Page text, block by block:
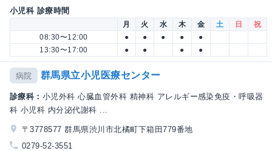
小児科 診療時間
月 火 水 木 金 土 日
祝
08:30〜12:00
● ● ● ●
●
13:30〜17:00
● ● ● ●
病院 群馬県立小児医療センター
診療科： 小児外科 心臓血管外科 精神科 アレルギー感染免疫・呼吸器
科 小児科 内分泌代謝科 ...
〒3778577 群馬県渋川市北橘町下箱田779番地
0279-52-3551